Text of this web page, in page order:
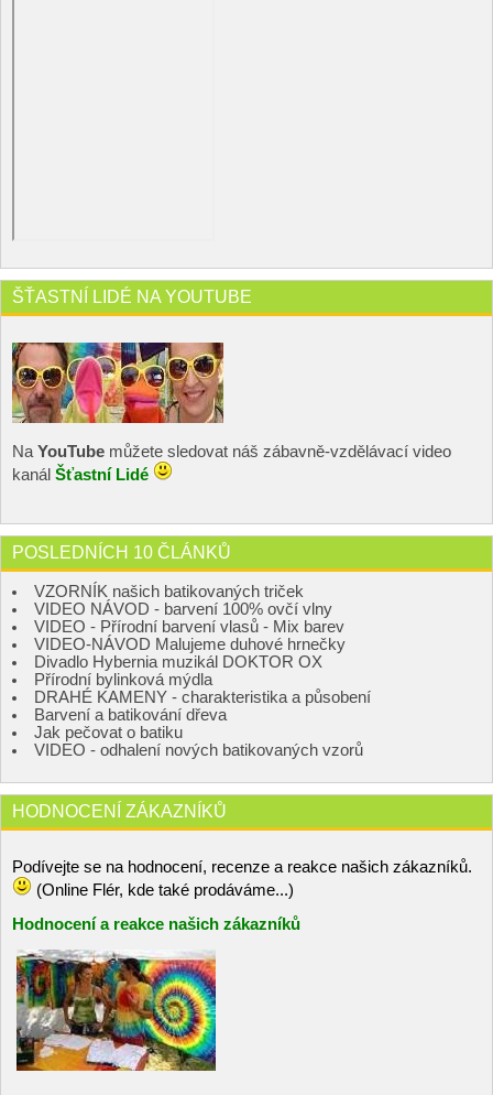
ŠŤASTNÍ LIDÉ NA YOUTUBE
NaYouTube můžete sledovat náš zábavně-vzdělávací video
kanál Šťastní Lidé
POSLEDNÍCH 10 ČLÁNKŮ
VZORNÍK našich batikovaných triček
VIDEO NÁVOD - barvení 100% ovčí vlny
VIDEO - Přírodní barvení vlasů - Mix barev
VIDEO-NÁVOD Malujeme duhové hrnečky
Divadlo Hybernia muzikál DOKTOR OX
Přírodní bylinková mýdla
DRAHÉ KAMENY - charakteristika a působení
Barvení a batikování dřeva
Jak pečovat o batiku
VIDEO - odhalení nových batikovaných vzorů
HODNOCENÍ ZÁKAZNÍKŮ
Podívejte se na hodnocení, recenze a reakce našich zákazníků.
(Online Flér, kde také prodáváme...)
Hodnocení a reakce našich zákazníků